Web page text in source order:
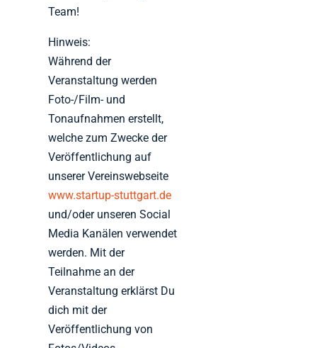
Team!
Hinweis:
Während der
Veranstaltung werden
Foto-/Film- und
Tonaufnahmen erstellt,
welche zum Zwecke der
Veröffentlichung auf
unserer Vereinswebseite
www.startup-stuttgart.de
und/oder unseren Social
Media Kanälen verwendet
werden. Mit der
Teilnahme an der
Veranstaltung erklärst Du
dich mit der
Veröffentlichung von